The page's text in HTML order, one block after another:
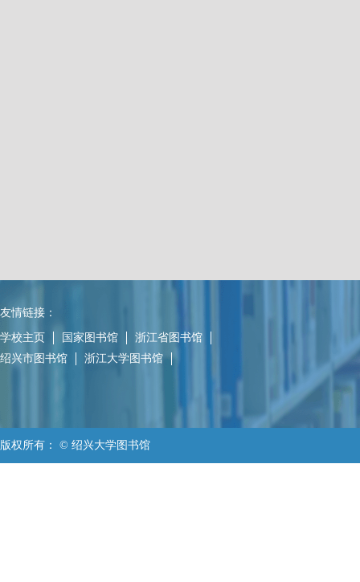
友情链接：
学校主页 国家图书馆
浙江省图书馆
绍兴市图书馆
浙江大学图书馆
版权所有： © 绍兴大学图书馆